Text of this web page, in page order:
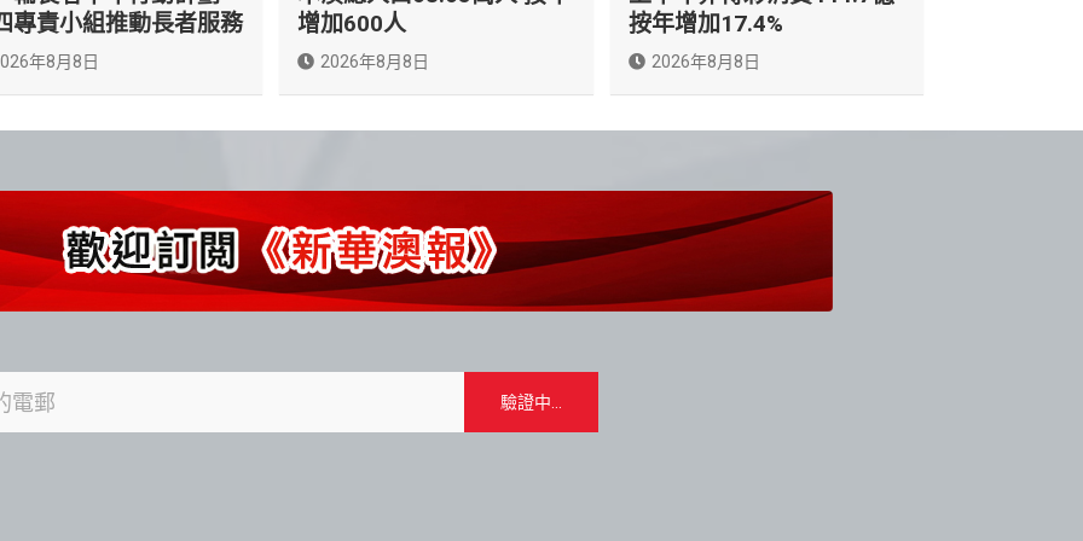
專責小組推動長者服務
年8月8日
增加600人
2026年8月8日
按年增加17.4%
2026年8月8日